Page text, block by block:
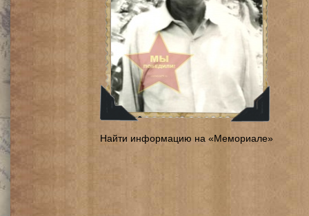
Найти информацию на «Мемориале»